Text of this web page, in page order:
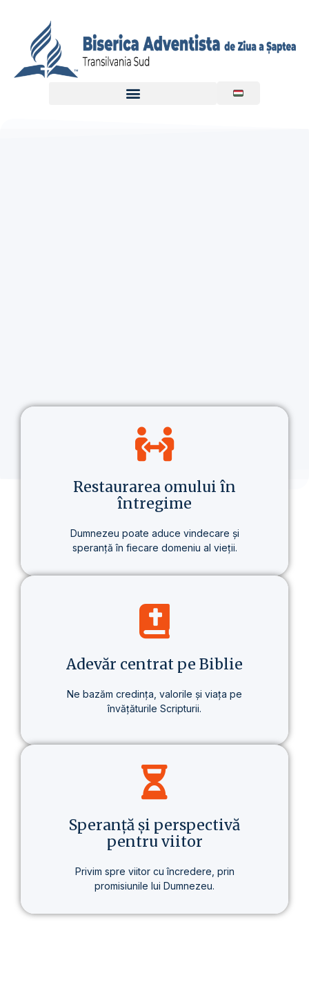
Restaurarea omului în
întregime
Dumnezeu poate aduce vindecare și
speranță în fiecare domeniu al vieții.
Nu vorbim doar despre credință, ci
despre un stil de viață care aduce o
schimbare reală – în sănătate, în gândire
Adevăr centrat pe Biblie
Ne bazăm credința, valorile și viața pe
învățăturile Scripturii.
Baza tuturor învățăturilor noastre este
Biblia – prezentată clar, consecvent și pe
înțelesul fiecăruia.
Speranță și perspectivă
pentru viitor
Privim spre viitor cu încredere, prin
promisiunile lui Dumnezeu.